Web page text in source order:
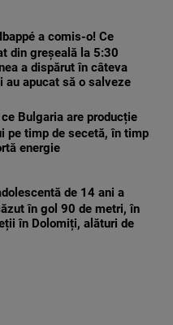
a comis-o! Ce
din greșeală la 5:30
a dispărut în câteva
au apucat să o salveze
ce Bulgaria are producție
pe timp de secetă, în timp
energie
de 14 ani a
în gol 90 de metri, în
în Dolomiți, alături de